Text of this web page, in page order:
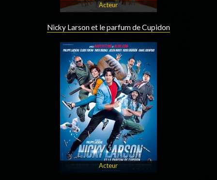
Acteur
Nicky Larson et le parfum de Cupidon
Acteur